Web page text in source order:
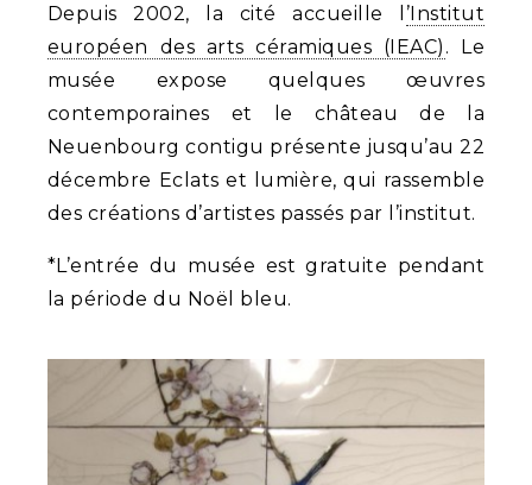
Depuis 2002, la cité accueille l ’Institut
européen des arts céramiques (IEAC) . Le
musée expose quelques œuvres
contemporaines et le château de la
Neuenbourg contigu présente jusqu’au 22
décembre Eclats et lumière, qui rassemble
des créations d’artistes passés par l’institut.
*L’entrée du musée est gratuite pendant
la période du Noël bleu.